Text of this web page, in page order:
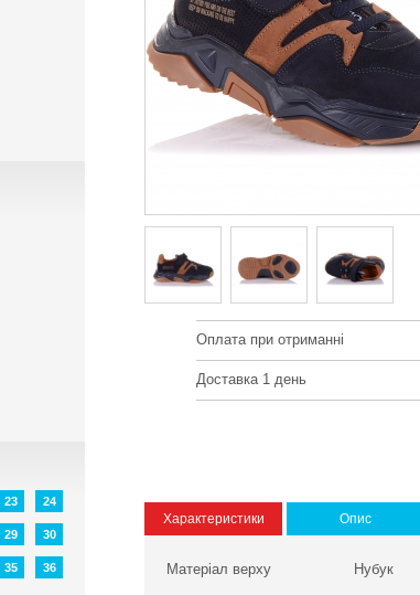
Оплата при отриманні
Доставка 1 день
Характеристики Опис
Матеріал верху Нубук
23 24
29 30
35 36